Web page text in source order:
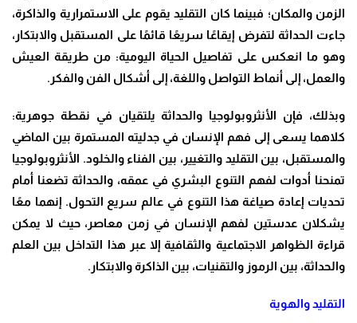
الزمن والمكان؛ فبينما كان التقليد يقوم على الاستمرارية والذاكرة،
جاءت الحداثة لتفرض إيقاعًا سريعًا قائمًا على المستقبل والابتكار،
وهو ما انعكس على تفاصيل الحياة اليومية: من طريقة العيش
والعمل، إلى أنماط التواصل واللغة، إلى أشكال الفن والفكر .
وبذلك، فإن الأنثروبولوجيا والحداثة يلتقيان في نقطة جوهرية:
كلاهما يسعى إلى فهم الإنسان في جدليته المستمرة بين الماضي
والمستقبل، بين التقليد والتغيير، بين الفناء والخلود. الأنثروبولوجيا
تمنحنا أدوات لفهم التنوع البشري في عمقه، والحداثة تضعنا أمام
تحديات إعادة صياغة هذا التنوع في عالم سريع التحول. إنهما معًا
يشكلان عدستين لفهم الإنسان في زمن معاصر، حيث لا يمكن
قراءة الظواهر الاجتماعية والثقافية إلا عبر هذا التداخل بين العلم
والحداثة، بين الرموز والتقنيات، بين الذاكرة والابتكار .
التقليد والهوية